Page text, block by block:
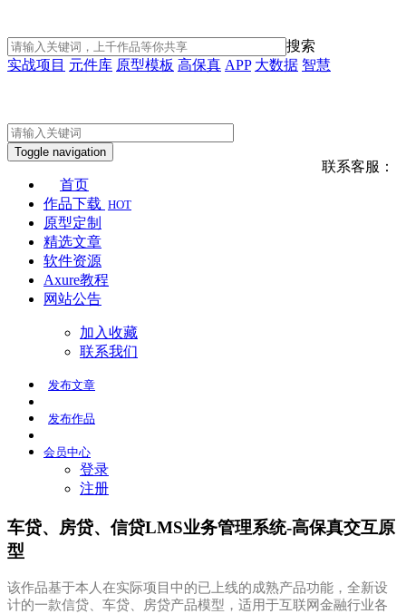
搜索
实战项目 元件库 原型模板 高保真 APP 大数据 智慧
联系客服：
Toggle navigation
首页
作品下载 HOT
原型定制
精选文章
软件资源
Axure教程
网站公告
加入收藏
联系我们
发布文章
发布作品
会员中心
登录
注册
车贷、房贷、信贷LMS业务管理系统-高保真交互原
型
该作品基于本人在实际项目中的已上线的成熟产品功能，全新设
计的一款信贷、车贷、房贷产品模型，适用于互联网金融行业各